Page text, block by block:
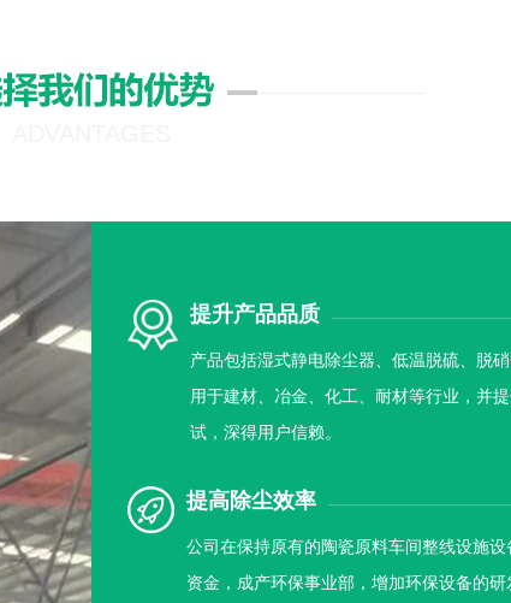
提升产品品质
产品包括湿式静电除尘器、低温脱硫、脱
用于建材、冶金、化工、耐材等行业，并
试，深得用户信赖。
提高除尘效率
公司在保持原有的陶瓷原料车间整线设施
资金，成产环保事业部，增加环保设备的研